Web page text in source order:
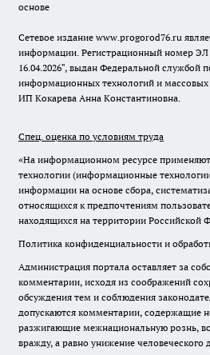
основе
Сетевое издание www.progorod76.ru
информации. Регистрационный номер
16.04.2026", выдан Федеральной службой
информационных технологий и
ИП Кокарева Анна Константиновна.
Спец. оценка по условиям труда
«На информационном ресурсе
технологии (информационные
информации на основе сбора,
относящихся к предпочтениям
находящихся на территории Российской
Политика конфиденциальности и
Администрация портала оставляет за
комментарии, исходя из соображений
обсуждения тем и соблюдения
допускаются комментарии, содержащие
разжигающие межнациональную рознь,
вражду, а равно унижение человеческого